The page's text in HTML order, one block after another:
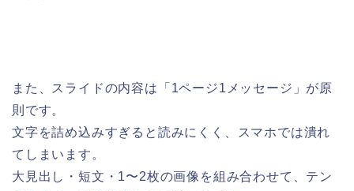
また、スライドの内容は「1ページ1メッセージ」が原
則です。
文字を詰め込みすぎると読みにくく、スマホでは潰れ
てしまいます。
大見出し・短文・1〜2枚の画像を組み合わせて、テン